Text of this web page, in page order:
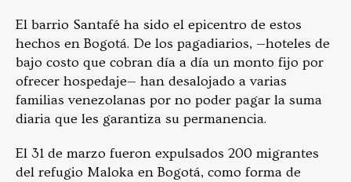
El barrio Santafé ha sido el epicentro de estos
hechos en Bogotá. De los pagadiarios, —hoteles de
bajo costo que cobran día a día un monto fijo por
ofrecer hospedaje— han desalojado a varias
familias venezolanas por no poder pagar la suma
diaria que les garantiza su permanencia.
El 31 de marzo fueron expulsados 200 migrantes
del refugio Maloka en Bogotá, como forma de